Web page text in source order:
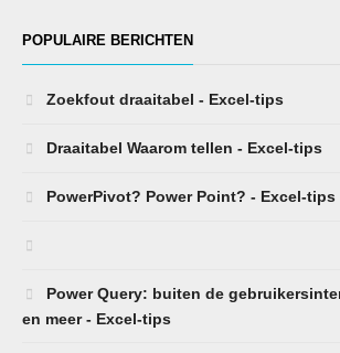
POPULAIRE BERICHTEN
Zoekfout draaitabel - Excel-tips
Draaitabel Waarom tellen - Excel-tips
PowerPivot? Power Point? - Excel-tips
Power Query: buiten de
en meer - Excel-tips